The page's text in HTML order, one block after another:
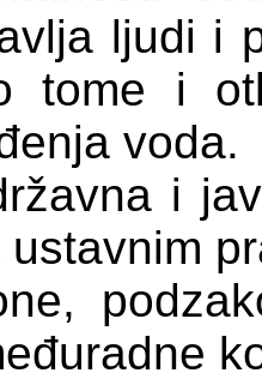
ljudi i
tome i
voda.
i
ustavnim